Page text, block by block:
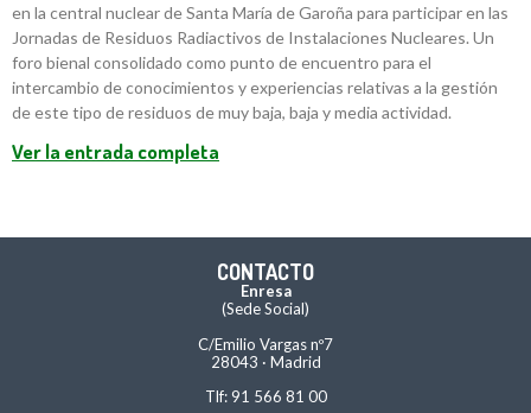
en la central nuclear de Santa María de Garoña para participar en las
Jornadas de Residuos Radiactivos de Instalaciones Nucleares. Un
foro bienal consolidado como punto de encuentro para el
intercambio de conocimientos y experiencias relativas a la gestión
de este tipo de residuos de muy baja, baja y media actividad.
Ver la entrada completa
CONTACTO
Enresa
(Sede Social)
C/Emilio Vargas nº7
28043 · Madrid
Tlf: 91 566 81 00